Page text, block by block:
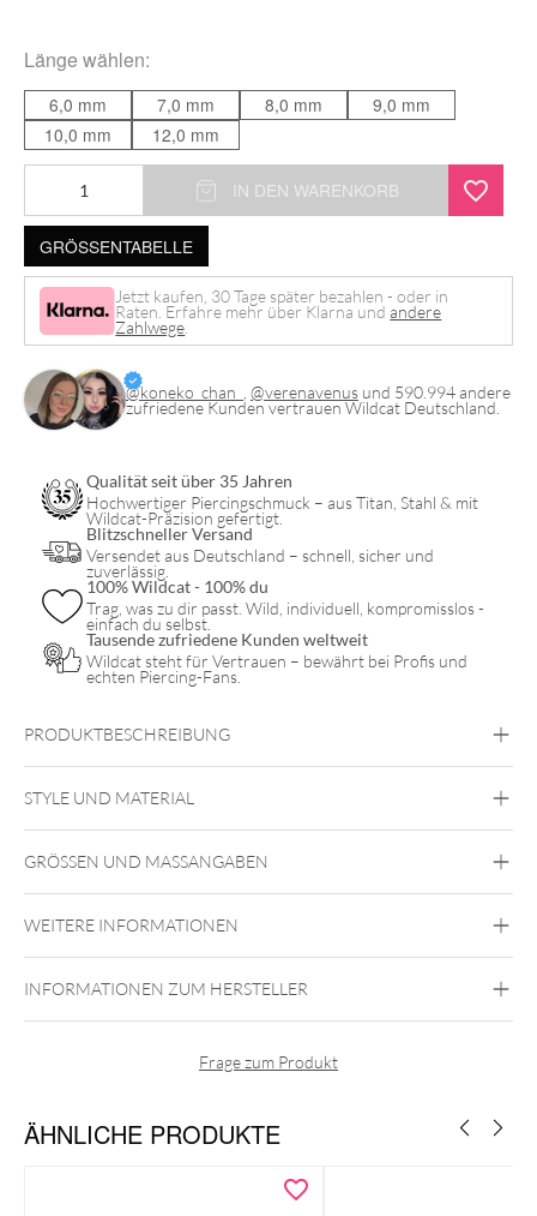
Länge wählen:
6,0 mm 7,0 mm 8,0 mm
9,0 mm
10,0 mm
12,0 mm
Barbell
Menge
IN DEN WARENKORB
GRÖSSENTABELLE
Jetzt kaufen, 30 Tage später bezahlen - oder in
Raten. Erfahre mehr über Klarna undandere
Zahlwege
@koneko_chan_ @verenavenus und 590.994 andere
zufriedene Kunden vertrauen Wildcat Deutschland.
Qualität seit über 35 Jahren
Hochwertiger Piercingschmuck – aus Titan, Stahl & mit
Wildcat-Präzision gefertigt.
Blitzschneller Versand
Versendet aus Deutschland – schnell, sicher und
zuverlässig.
100% Wildcat - 100% du
Trag, was zu dir passt. Wild, individuell, kompromisslos -
einfach du selbst.
Tausende zufriedene Kunden weltweit
Wildcat steht für Vertrauen – bewährt bei Profis und
echten Piercing-Fans.
PRODUKTBESCHREIBUNG
STYLE UND MATERIAL
Titan Basicline
Titan Grad 23
Silber
GRÖSSEN UND MASSANGABEN
WEITERE INFORMATIONEN
Außengewinde
INFORMATIONEN ZUM HERSTELLER
Frage zum Produkt
ÄHNLICHE PRODUKTE